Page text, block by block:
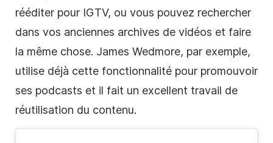
rééditer pour IGTV, ou vous pouvez rechercher
dans vos anciennes archives de vidéos et faire
la même chose. James Wedmore, par exemple,
utilise déjà cette fonctionnalité pour promouvoir
ses podcasts et il fait un excellent travail de
réutilisation du contenu.